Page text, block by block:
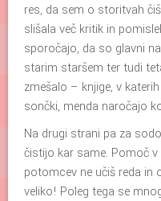
res, da sem o storitvah
slišala več kritik in
sporočajo, da so glavni
starim staršem ter tudi
zmešalo – knjige, v
sončki, menda naročajo
Na drugi strani pa za
čistijo kar same. Pomoč
potomcev ne učiš reda in
veliko! Poleg tega se